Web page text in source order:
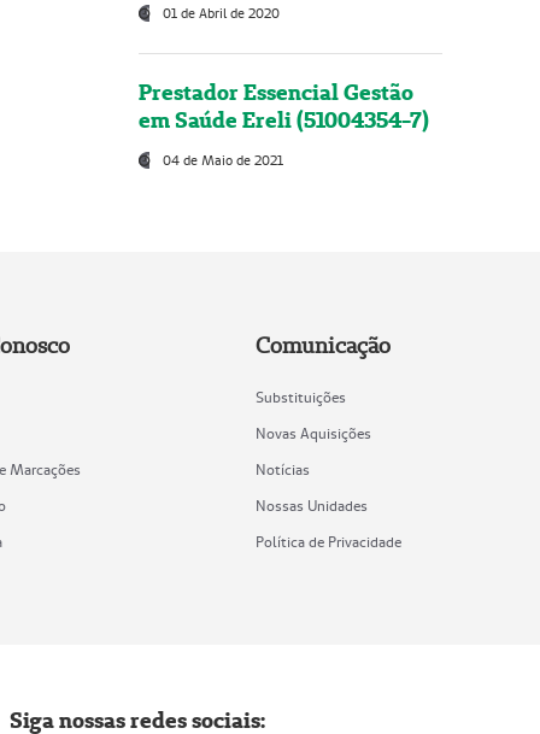
01 de Abril de 2020
Prestador Essencial Gestão
em Saúde Ereli (51004354-7)
04 de Maio de 2021
Marcações
Comunicação
Substituições
Novas Aquisições
Notícias
Nossas Unidades
Política de Privacidade
Siga nossas redes sociais: